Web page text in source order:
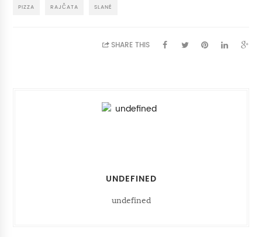
PIZZA RAJČATA SLANÉ
SHARE THIS
UNDEFINED
undefined